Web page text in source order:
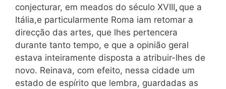
conjecturar, em meados do século XVIII, que a
Itália,e particularmente Roma iam retomar a
direcção das artes, que lhes pertencera
durante tanto tempo, e que a opinião geral
estava inteiramente disposta a atribuir-lhes de
novo. Reinava, com efeito, nessa cidade um
estado de espírito que lembra, guardadas as